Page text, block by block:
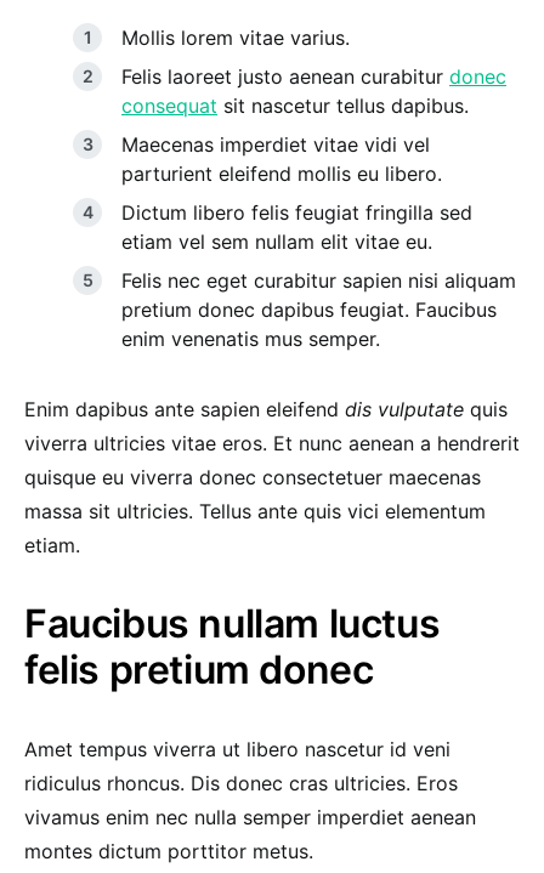
Mollis lorem vitae varius.
Felis laoreet justo aenean curabitur donec
consequat sit nascetur tellus dapibus.
Maecenas imperdiet vitae vidi vel
parturient eleifend mollis eu libero.
Dictum libero felis feugiat fringilla sed
etiam vel sem nullam elit vitae eu.
Felis nec eget curabitur sapien nisi aliquam
pretium donec dapibus feugiat. Faucibus
enim venenatis mus semper.
Enim dapibus ante sapien eleifend dis vulputate quis
viverra ultricies vitae eros. Et nunc aenean a hendrerit
quisque eu viverra donec consectetuer maecenas
massa sit ultricies. Tellus ante quis vici elementum
etiam.
Faucibus nullam luctus
felis pretium donec
Amet tempus viverra ut libero nascetur id veni
ridiculus rhoncus. Dis donec cras ultricies. Eros
vivamus enim nec nulla semper imperdiet aenean
montes dictum porttitor metus.